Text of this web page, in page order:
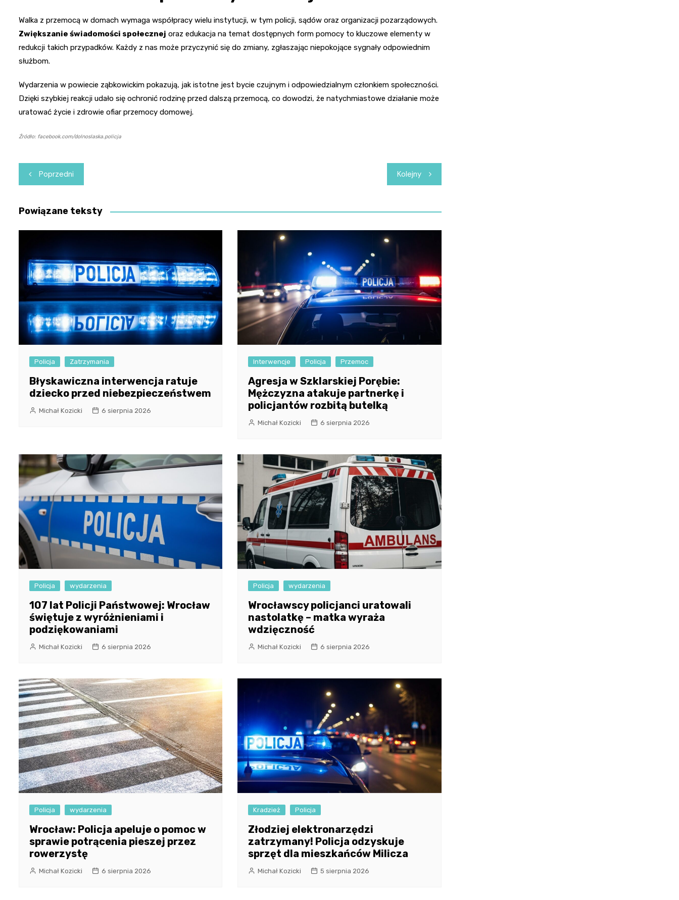
Walka z przemocą w domach wymaga współpracy wielu instytucji, w tym policji, sądów oraz organizacji pozarządowych.
Zwiększanie świadomości społecznej oraz edukacja na temat dostępnych form pomocy to kluczowe elementy w
redukcji takich przypadków. Każdy z nas może przyczynić się do zmiany, zgłaszając niepokojące sygnały odpowiednim
służbom.
Wydarzenia w powiecie ząbkowickim pokazują, jak istotne jest bycie czujnym i odpowiedzialnym członkiem społeczności.
Dzięki szybkiej reakcji udało się ochronić rodzinę przed dalszą przemocą, co dowodzi, że natychmiastowe działanie może
uratować życie i zdrowie ofiar przemocy domowej.
Źródło: facebook.com/dolnoslaska.policja
Nawigacja
wpisu
Poprzedni Kolejny
Powiązane teksty
Policja Zatrzymania
Błyskawiczna interwencja ratuje
dziecko przed niebezpieczeństwem
Michał Kozicki 6 sierpnia 2026
Interwencje Policja Przemoc
Agresja w Szklarskiej Porębie:
Mężczyzna atakuje partnerkę i
policjantów rozbitą butelką
Michał Kozicki 6 sierpnia 2026
Policja wydarzenia
107 lat Policji Państwowej: Wrocław
świętuje z wyróżnieniami i
podziękowaniami
Michał Kozicki 6 sierpnia 2026
Policja wydarzenia
Wrocławscy policjanci uratowali
nastolatkę – matka wyraża
wdzięczność
Michał Kozicki 6 sierpnia 2026
Policja wydarzenia
Wrocław: Policja apeluje o pomoc w
sprawie potrącenia pieszej przez
rowerzystę
Michał Kozicki 6 sierpnia 2026
Kradzież Policja
Złodziej elektronarzędzi
zatrzymany! Policja odzyskuje
sprzęt dla mieszkańców Milicza
Michał Kozicki 5 sierpnia 2026